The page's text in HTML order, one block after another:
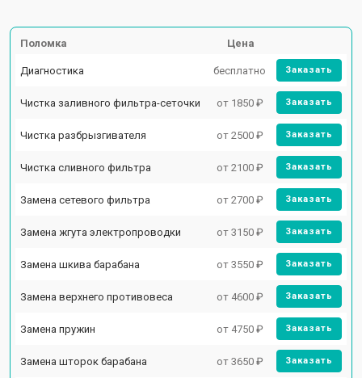
Поломка Цена
Диагностика бесплатно Заказать
Чистка заливного фильтра-сеточки от 1850 ₽ Заказать
Чистка разбрызгивателя от 2500 ₽ Заказать
Чистка сливного фильтра от 2100 ₽ Заказать
Замена сетевого фильтра от 2700 ₽ Заказать
Замена жгута электропроводки от 3150 ₽ Заказать
Замена шкива барабана от 3550 ₽ Заказать
Замена верхнего противовеса от 4600 ₽ Заказать
Замена пружин от 4750 ₽ Заказать
Замена шторок барабана от 3650 ₽ Заказать